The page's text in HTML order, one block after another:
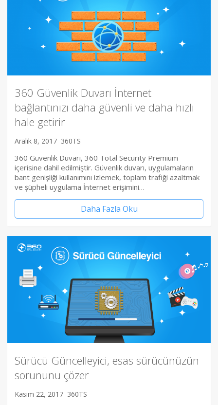
360 Güvenlik Duvarı İnternet
bağlantınızı daha güvenli ve daha hızlı
hale getirir
Aralık 8, 2017 360TS
360 Güvenlik Duvarı, 360 Total Security Premium
içerisine dahil edilmiştir. Güvenlik duvarı, uygulamaların
bant genişliği kullanımını izlemek, toplam trafiği azaltmak
ve şüpheli uygulama İnternet erişimini…
Daha Fazla Oku
Sürücü Güncelleyici, esas sürücünüzün
sorununu çözer
Kasım 22, 2017 360TS